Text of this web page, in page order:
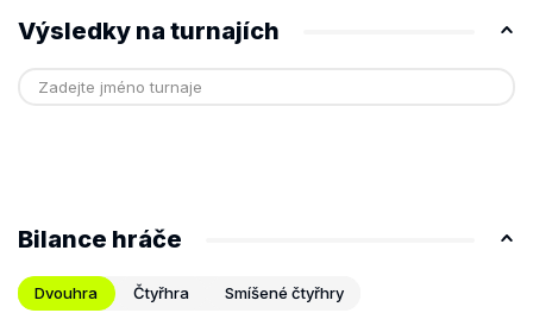
Výsledky na turnajích
Bilance hráče
Dvouhra Čtyřhra Smíšené čtyřhry